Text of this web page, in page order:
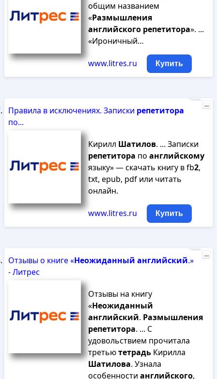
общим названием
«Размышления
английского репетитора». ...
«Ироничный…
www.litres.ru Купить
Правила в исключениях. Записки репетитора
по...
Кирилл Шатилов. ... Записки
репетитора по английскому
языку» — скачать книгу в fb2,
txt, epub, pdf или читать
онлайн.
www.litres.ru Купить
Реклама
...
Отзывы о книге «Неожиданный английский.»
- Литрес
Отзывы на книгу
«Неожиданный
английский. Размышления
репетитора. ... С
удовольствием прочитала
третьютетрадьКирилла
Шатилова. Узнала
особенности английского,
Реклама
...